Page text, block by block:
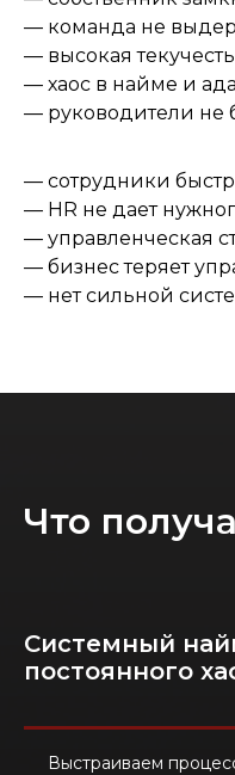
— команда не
— высокая
— хаос в найме и
— руководители не
— сотрудники
— HR не дает
— управленческая
— бизнес теряет
— нет сильной
Что
Системный
постоянного
Выстраиваем